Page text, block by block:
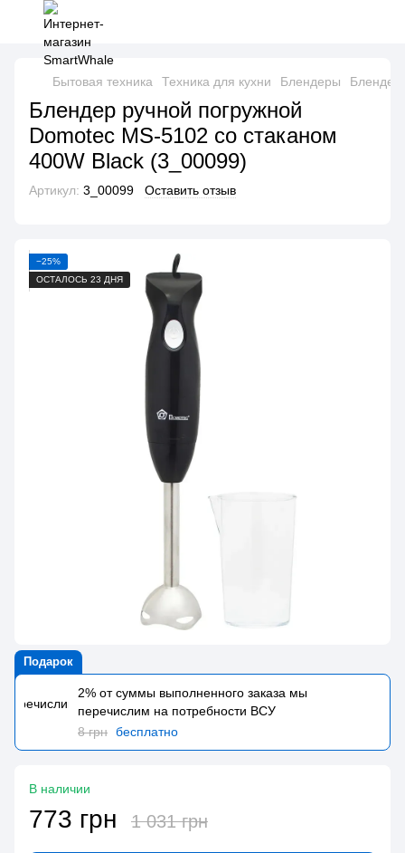
Бытовая техника Техника для кухни Блендеры
Блендер ручной погружной
Domotec MS-5102 со стаканом
400W Black (3_00099)
Артикул: 3_00099 Оставить отзыв
−25%
ОСТАЛОСЬ 23 ДНЯ
Подарок
2% от суммы выполненного заказа мы
перечислим на потребности BCУ
8 грн бесплатно
В наличии
773 грн 1 031 грн